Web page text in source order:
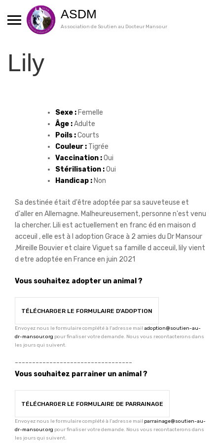
ASDM
Association de Soutien au Docteur Mansour
Lily
Sexe : Femelle
Âge :Adulte
Poils :Courts
Couleur : Tigrée
Vaccination :Oui
Stérilisation :Oui
Handicap : Non
Sa destinée était d'être adoptée par sa sauveteuse et
d'aller en Allemagne. Malheureusement, personne n'est venu
la chercher. Lili est actuellement en franc éd en maison d
acceuil , elle est à l adoption Grace à 2 amies du Dr Mansour
,Mireille Bouvier et claire Viguet sa famille d acceuil, lily vient
d etre adoptée en France en juin 2021
Vous souhaitez adopter un animal ?
TÉLÉCHARGER LE FORMULAIRE D'ADOPTION
Envoyez nous le formulaire complété à l'adresse mail adoption@soutien-au-
dr-mansour.org pour finaliser votre demande. Nous vous recontacterons dans
les jours qui suivent.
----------------------------------
Vous souhaitez parrainer un animal ?
TÉLÉCHARGER LE FORMULAIRE DE PARRAINAGE
Envoyez nous le formulaire complété à l'adresse mail parrainage@soutien-au-
dr-mansour.org pour finaliser votre demande. Nous vous recontacterons dans
les jours qui suivent.